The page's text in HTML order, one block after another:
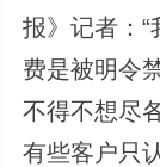
报》记者：
费是被明令
不得不想尽
有些客户只